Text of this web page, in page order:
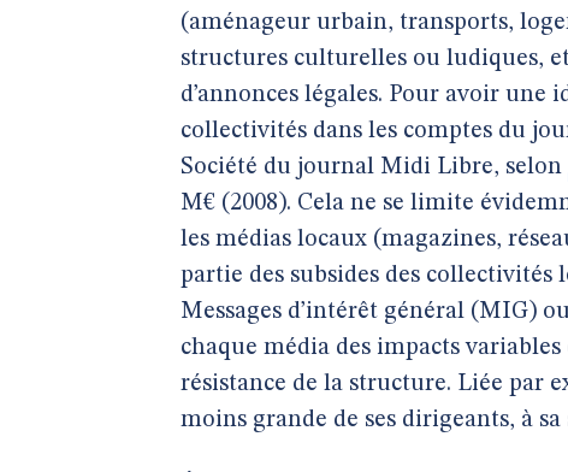
(aménageur urbain, transports,
structures culturelles ou ludiques,
d’annonces légales. Pour avoir une
collectivités dans les comptes du
Société du journal Midi Libre, selon
M€ (2008). Cela ne se limite
les médias locaux (magazines,
partie des subsides des collectivités
Messages d’intérêt général (MIG)
chaque média des impacts
résistance de la structure. Liée par
moins grande de ses dirigeants, à